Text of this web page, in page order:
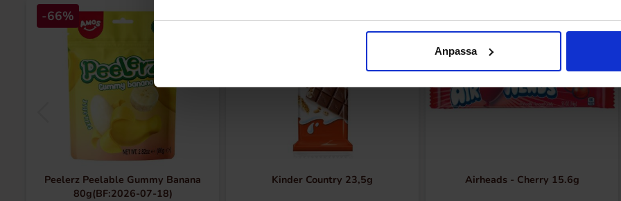
Anpassa
-66%
Peelerz Peelable Gummy Banana
80g(BF:2026-07-18)
Kinder Country 23,5g Airheads - Cherry 15.6g